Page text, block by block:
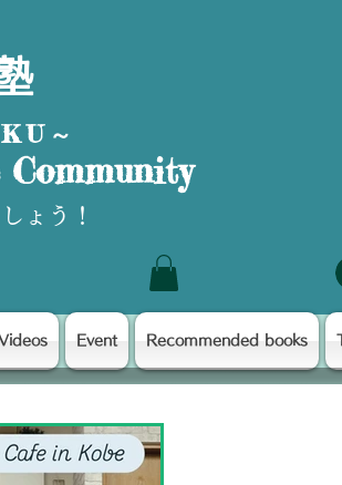
～
Community
ょう！
Event Recommended books